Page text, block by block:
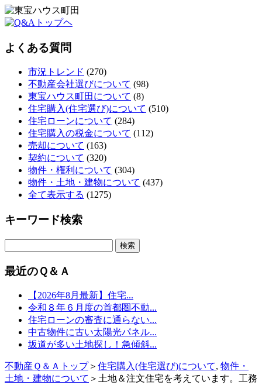
よくある質問
市況トレンド (270)
不動産会社選びについて (98)
東宝ハウス町田について (8)
住宅購入(住宅選び)について (510)
住宅ローンについて (284)
住宅購入の税金について (112)
売却について (163)
契約について (320)
物件・権利について (304)
物件・土地・建物について (437)
全て表示する (1275)
キーワード検索
最近のＱ＆Ａ
【2026年8月最新】住宅...
令和８年６月度の首都圏不動...
住宅ローンの審査に通らない...
中古物件に古い太陽光パネル...
坂道が多い土地探し！急傾斜...
不動産Ｑ＆Ａトップ＞ 住宅購入(住宅選び)について, 物件・
土地・建物について ＞土地＆注文住宅を考えています。工務